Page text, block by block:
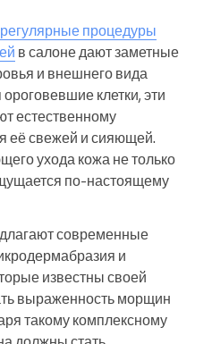
регулярные процедуры
в салоне дают заметные
и внешнего вида
клетки, эти
естественному
её свежей и сияющей.
ухода кожа не только
по‑настоящему
современные
и
известны своей
выраженность морщин
такому комплексному